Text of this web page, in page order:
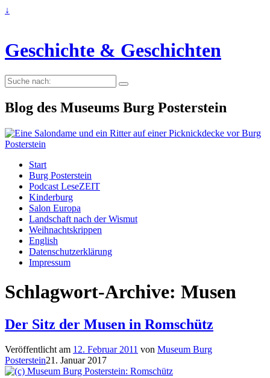
↓
Geschichte & Geschichten
Suche
nach:
Blog des Museums Burg Posterstein
Start
Burg Posterstein
Podcast LeseZEIT
Kinderburg
Salon Europa
Landschaft nach der Wismut
Weihnachtskrippen
English
Datenschutzerklärung
Impressum
Schlagwort-Archive: Musen
Der Sitz der Musen in Romschütz
Veröffentlicht am 12. Februar 2011 von Museum Burg
Posterstein21. Januar 2017